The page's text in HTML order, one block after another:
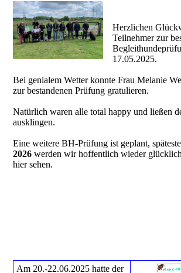
Herzlichen
Teilnehmer zur
17.05.2025.
Bei genialem Wetter konnte Frau Melanie
zur bestandenen Prüfung gratulieren.
Natürlich waren alle total happy und ließen
ausklingen.
Eine weitere BH-Prüfung ist geplant,
2026 werden wir hoffentlich wieder
hier sehen.
Am 20.-22.06.2025 hatte der